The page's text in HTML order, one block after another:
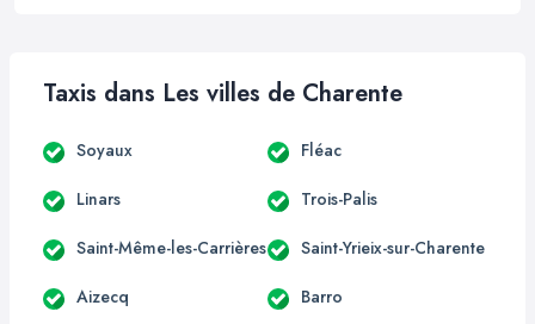
Taxis dans Les villes de Charente
Soyaux Fléac
Linars Trois-Palis
Saint-Même-les-Carrières Saint-Yrieix-sur-Charente
Aizecq Barro